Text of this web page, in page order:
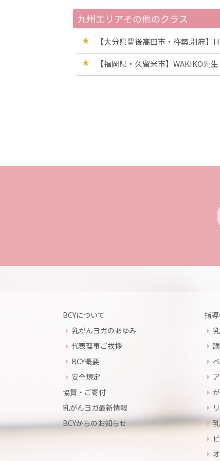
九州エリアその他のクラス
【大分県豊後高田市・杵築.別府】
【福岡県・久留米市】WAKIKO先生
BCYについて
乳がんヨガのあゆみ
代表理事ご挨拶
BCY概要
安全規定
協賛・ご寄付
乳がんヨガ最新情報
BCYからのお知らせ
指